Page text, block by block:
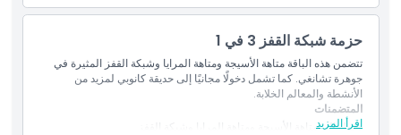
حزمة شبكة القفز 3 في 1
تتضمن هذه الباقة متاهة الأسيجة ومتاهة المرايا وشبكة القفز المثيرة في
جوهرة تشانغي. كما تشمل دخولًا مجانيًا إلى حديقة كانوبي لمزيد من
الأنشطة والمعالم الخلابة.
اقرأ المزيد
المتضمنات
دخول إلى متاهة الأسيجة ومتاهة المرايا وشبكة القفز